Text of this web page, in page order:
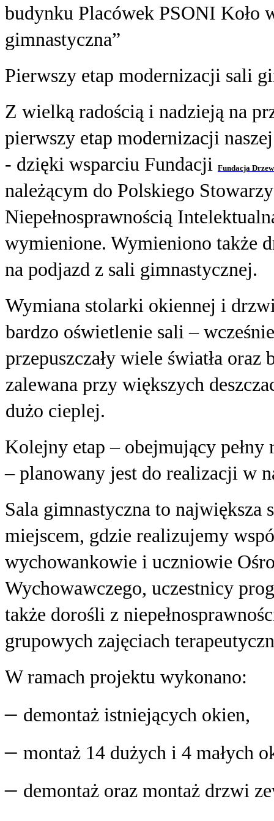
budynku Placówek PSONI Koło
gimnastyczna”
Pierwszy etap modernizacji sali
Z wielką radością i nadzieją na
pierwszy etap modernizacji
- dzięki wsparciu Fundacji
Fundacja
należącym do Polskiego
Niepełnosprawnością
wymienione. Wymieniono także
na podjazd z sali gimnastycznej.
Wymiana stolarki okiennej i
bardzo oświetlenie sali –
przepuszczały wiele światła oraz
zalewana przy większych
dużo cieplej.
Kolejny etap – obejmujący
– planowany jest do realizacji w
Sala gimnastyczna to największa
miejscem, gdzie realizujemy
wychowankowie i uczniowie
Wychowawczego, uczestnicy
także dorośli z
grupowych zajęciach
W ramach projektu wykonano:
– demontaż istniejących okien,
– montaż 14 dużych i 4 małych
– demontaż oraz montaż drzwi